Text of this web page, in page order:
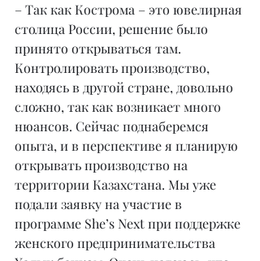
– Так как Кострома – это ювелирная
столица России, решение было
принято открываться там.
Контролировать производство,
находясь в другой стране, довольно
сложно, так как возникает много
нюансов. Сейчас поднаберемся
опыта, и в перспективе я планирую
открывать производство на
территории Казахстана. Мы уже
подали заявку на участие в
программе She’s Next при поддержке
женского предпринимательства